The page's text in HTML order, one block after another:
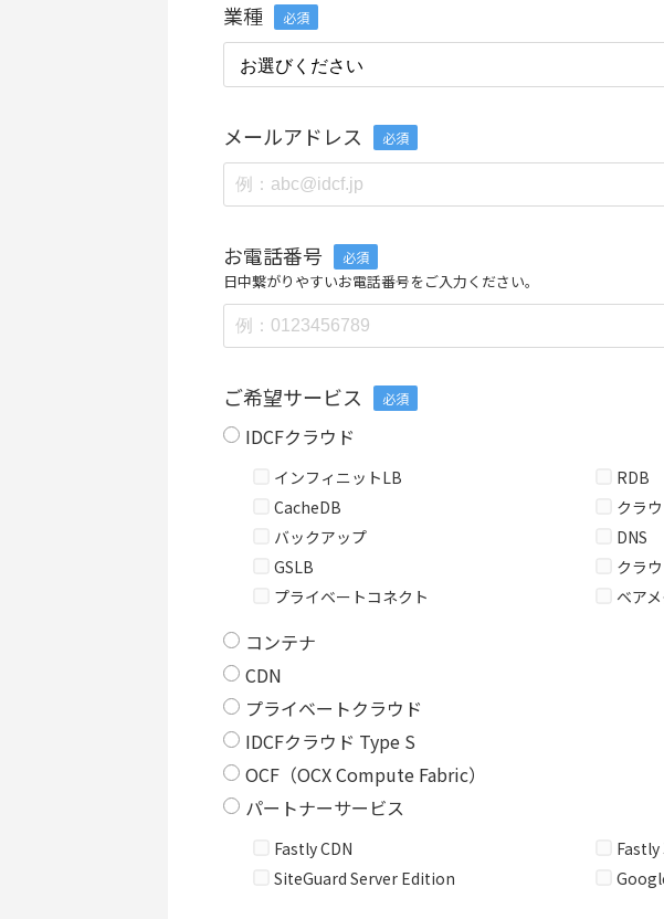
業種 必須
メールアドレス 必須
お電話番号 必須
日中繋がりやすいお電話番号をご入力ください。
ご希望サービス 必須
IDCFクラウド
インフィニットLB
RDB
CacheDB
クラ
バックアップ
DNS
GSLB
クラ
プライベートコネクト
ベア
コンテナ
CDN
プライベートクラウド
IDCFクラウド Type S
OCF（OCX Compute Fabric）
パートナーサービス
Fastly CDN
Fastly
SiteGuard Server Edition